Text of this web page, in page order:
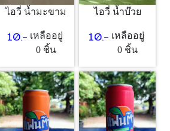
ไอวี่ น้ำมะขาม
10.- เหลืออยู่
0 ชิ้น
ไอวี่ น้ำบ๊วย
10.- เหลืออยู่
0 ชิ้น